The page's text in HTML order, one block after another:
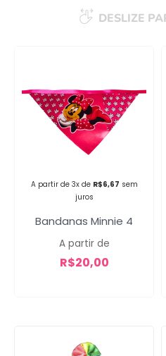
DESLIZE
A partir de 3x de R$6,67 sem
juros
Bandanas Minnie 4
A partir de
R$20,00
Campanha